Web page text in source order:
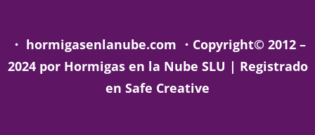
・ hormigasenlanube.com ・ Copyright© 2012 –
2024 por Hormigas en la Nube SLU | Registrado
en Safe Creative